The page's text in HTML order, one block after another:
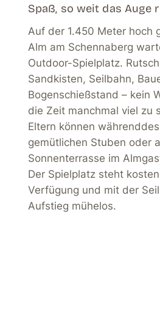
Spaß, so weit das Auge
Auf der 1.450 Meter hoch
Alm am Schennaberg
Outdoor-Spielplatz.
Sandkisten, Seilbahn,
Bogenschießstand – kein
die Zeit manchmal viel zu
Eltern können
gemütlichen Stuben oder
Sonnenterrasse im
Der Spielplatz steht
Verfügung und mit der
Aufstieg mühelos.